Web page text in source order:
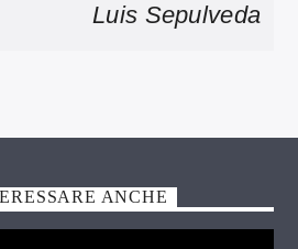
Luis Sepulveda
ANCHE